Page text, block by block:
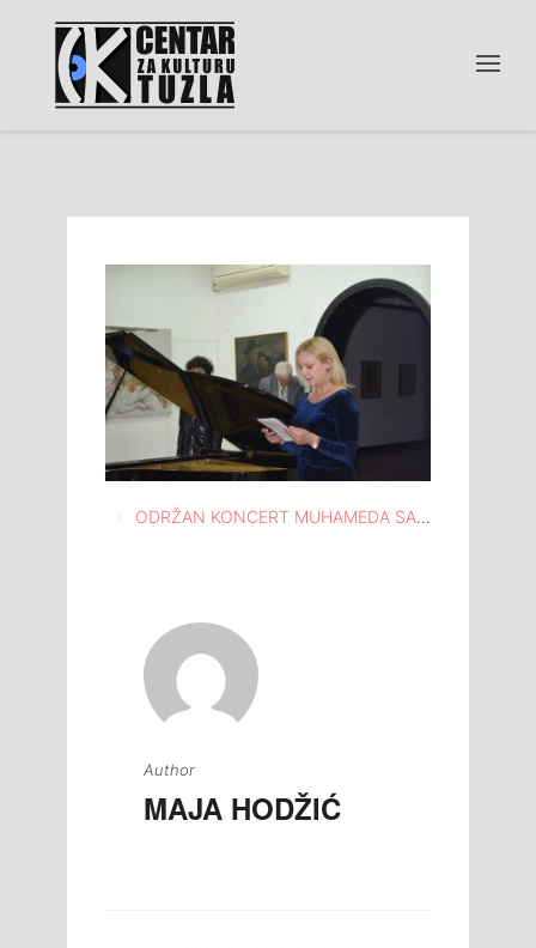
Navigacija
ODRŽAN KONCERT MUHAMEDA SADOVIĆA U MEĐUNARODNOJ GALERIJI PORTRETA TUZLA
Author
MAJA HODŽIĆ